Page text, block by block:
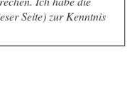
Seite) zur Kenntnis